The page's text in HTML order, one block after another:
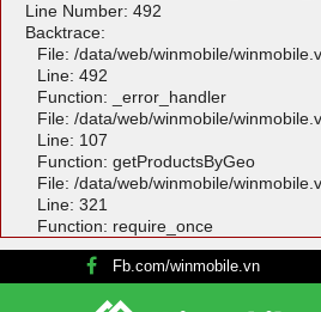
Line Number: 492
Backtrace:
File: /data/web/winmobile/
Line: 492
Function: _error_handler
File: /data/web/winmobile/
Line: 107
Function: getProductsByGeo
File: /data/web/winmobile/
Line: 321
Function: require_once
Fb.com/winmobile.vn